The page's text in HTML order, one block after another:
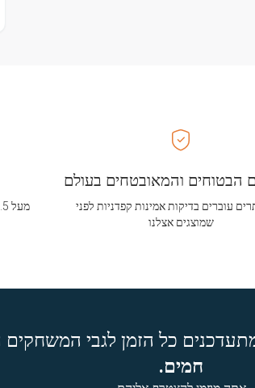
הבטוחים והמאובטחים בעולם
עוברים בדיקות אמינות קפדניות לפני
שמוצגים אצלנו
כל הזמן לגבי המשחקים
חמים.